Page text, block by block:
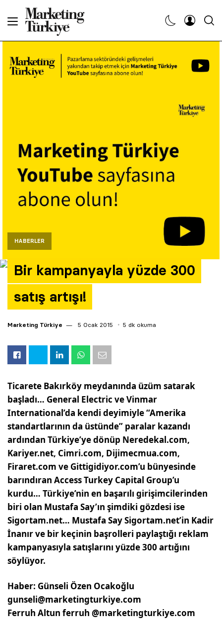
HABERLER
Bir kampanyayla yüzde 300
satış artışı!
Marketing Türkiye 5 Ocak 2015 5 dk okuma
Ticarete Bakırköy meydanında üzüm satarak
başladı… General Electric ve Vinmar
International’da kendi deyimiyle “Amerika
standartlarının da üstünde” paralar kazandı
ardından Türkiye’ye dönüp Neredekal.com,
Kariyer.net, Cimri.com, Dijimecmua.com,
Firaret.com ve Gittigidiyor.com’u bünyesinde
barındıran Access Turkey Capital Group’u
kurdu… Türkiye’nin en başarılı girişimcilerinden
biri olan Mustafa Say’ın şimdiki gözdesi ise
Sigortam.net… Mustafa Say Sigortam.net’in Kadir
İnanır ve bir keçinin başrolleri paylaştığı reklam
kampanyasıyla satışlarını yüzde 300 artığını
söylüyor.
Haber: Günseli Özen Ocakoğlu
gunseli@marketingturkiye.com
Ferruh Altun ferruh @marketingturkiye.com
Haberler
Etkinlikler
Söyleşiler
Kariyer
Yazarlar